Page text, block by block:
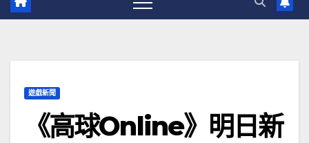
遊戲新聞
《高球Online》明日新